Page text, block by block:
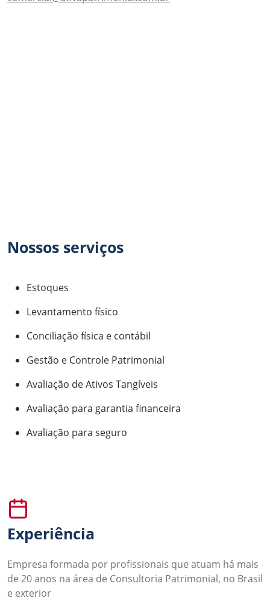
Nossos serviços
Estoques
Levantamento físico
Conciliação física e contábil
Gestão e Controle Patrimonial
Avaliação de Ativos Tangíveis
Avaliação para garantia financeira
Avaliação para seguro
Experiência
Empresa formada por profissionais que atuam há mais
de 20 anos na área de Consultoria Patrimonial, no Brasil
e exterior